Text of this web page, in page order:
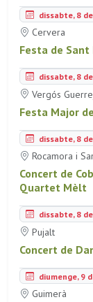
dissabte, 8
Cervera
Festa de Sant
dissabte, 8
Vergós
Festa Major
dissabte, 8
Rocamora i
Concert de
Quartet Mèlt
dissabte, 8
Pujalt
Concert de
diumenge, 9
Guimerà